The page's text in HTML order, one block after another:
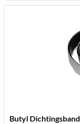
Butyl Dichtingsband